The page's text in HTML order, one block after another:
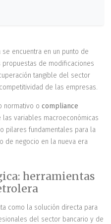
encuentra en un punto de
propuestas de modificaciones
tangible del sector
de las empresas.
normativo o compliance
variables macroeconómicas
pilares fundamentales para la
de negocio en la nueva era
herramientas
como la solución directa para
del sector bancario y de